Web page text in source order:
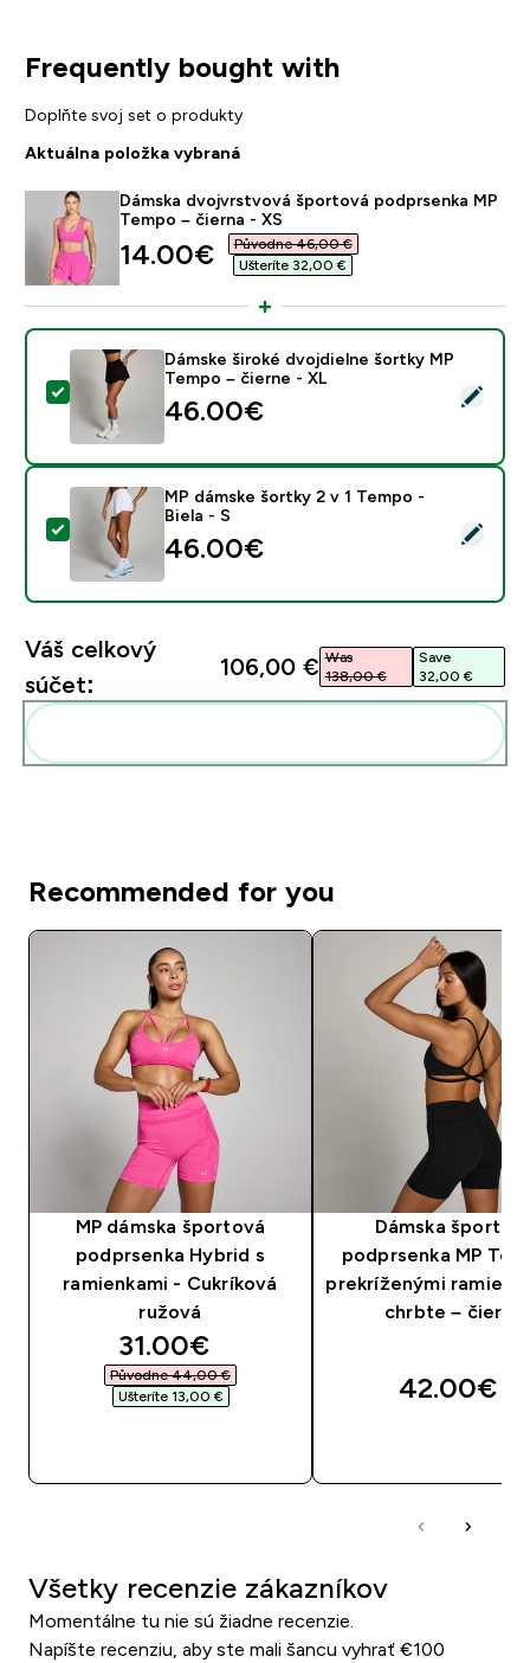
Frequently bought with
Doplňte svoj set o produkty
Aktuálna položka vybraná
Dámska dvojvrstvová športová podprsenka MP
Tempo – čierna - XS
discounted price
14.00€‎
Původne 46,00 €‎
Ušteríte 32,00 €‎
Vybrať tento produkt - Dámske široké dvojdielne
Dámske široké dvojdielne šortky MP
Tempo – čierne - XL
46.00€‎
Vybrať tento produkt - MP dámske šortky 2 v 1
MP dámske šortky 2 v 1 Tempo -
Biela - S
46.00€‎
Váš celkový
súčet:
106,00 €‎ Was
138,00 €‎
Save
32,00 €‎
Recommended for you
MP dámska športová
podprsenka Hybrid s
ramienkami - Cukríková
ružová
discounted price
31.00€‎
Původne 44,00 €‎
Ušteríte 13,00 €‎
Dámska
podprsenka MP
prekríženými
chrbte – čierna
42.00€‎
Všetky recenzie zákazníkov
Momentálne tu nie sú žiadne recenzie.
Napíšte recenziu, aby ste mali šancu vyhrať €100